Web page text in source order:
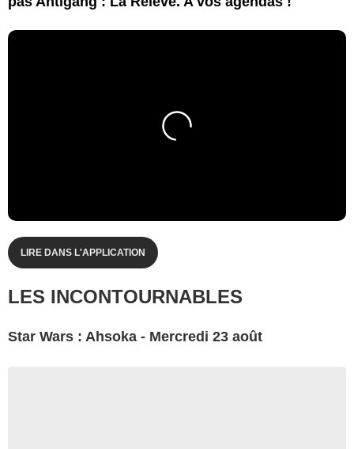
LIRE DANS L'APPLICATION
LES INCONTOURNABLES
Star Wars : Ahsoka - Mercredi 23 août